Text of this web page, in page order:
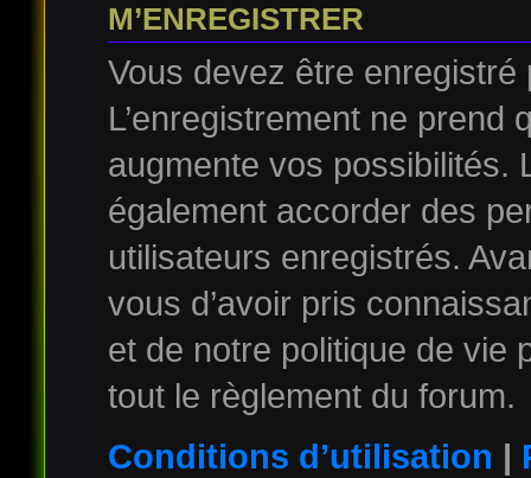
M’ENREGISTRER
Vous devez être
L’enregistrement ne prend
augmente vos possibilités.
également accorder des
utilisateurs enregistrés.
vous d’avoir pris
et de notre politique de vie
tout le règlement du forum.
Conditions d’utilisation |